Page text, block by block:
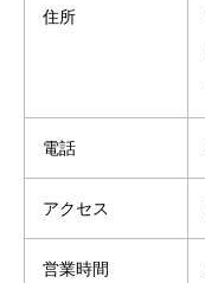
住所
電話
アクセス
営業時間